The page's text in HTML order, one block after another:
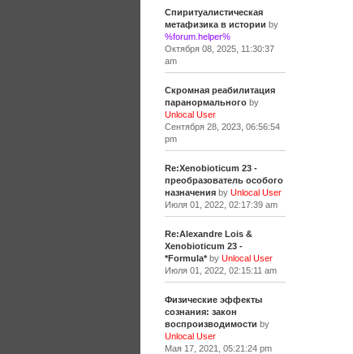
Спиритуалистическая
метафизика в истории by
%forum.helper%
Октября 08, 2025, 11:30:37
am
Скромная реабилитация
паранормальногоby
Unlocal User
Сентября 28, 2023, 06:56:54
pm
Re:Xenobioticum 23 -
преобразователь особого
назначенияby Unlocal User
Июля 01, 2022, 02:17:39 am
Re:Alexandre Lois &
Xenobioticum 23 -
*Formula*by Unlocal User
Июля 01, 2022, 02:15:11 am
Физические эффекты
сознания: закон
воспроизводимости by
Unlocal User
Мая 17, 2021, 05:21:24 pm